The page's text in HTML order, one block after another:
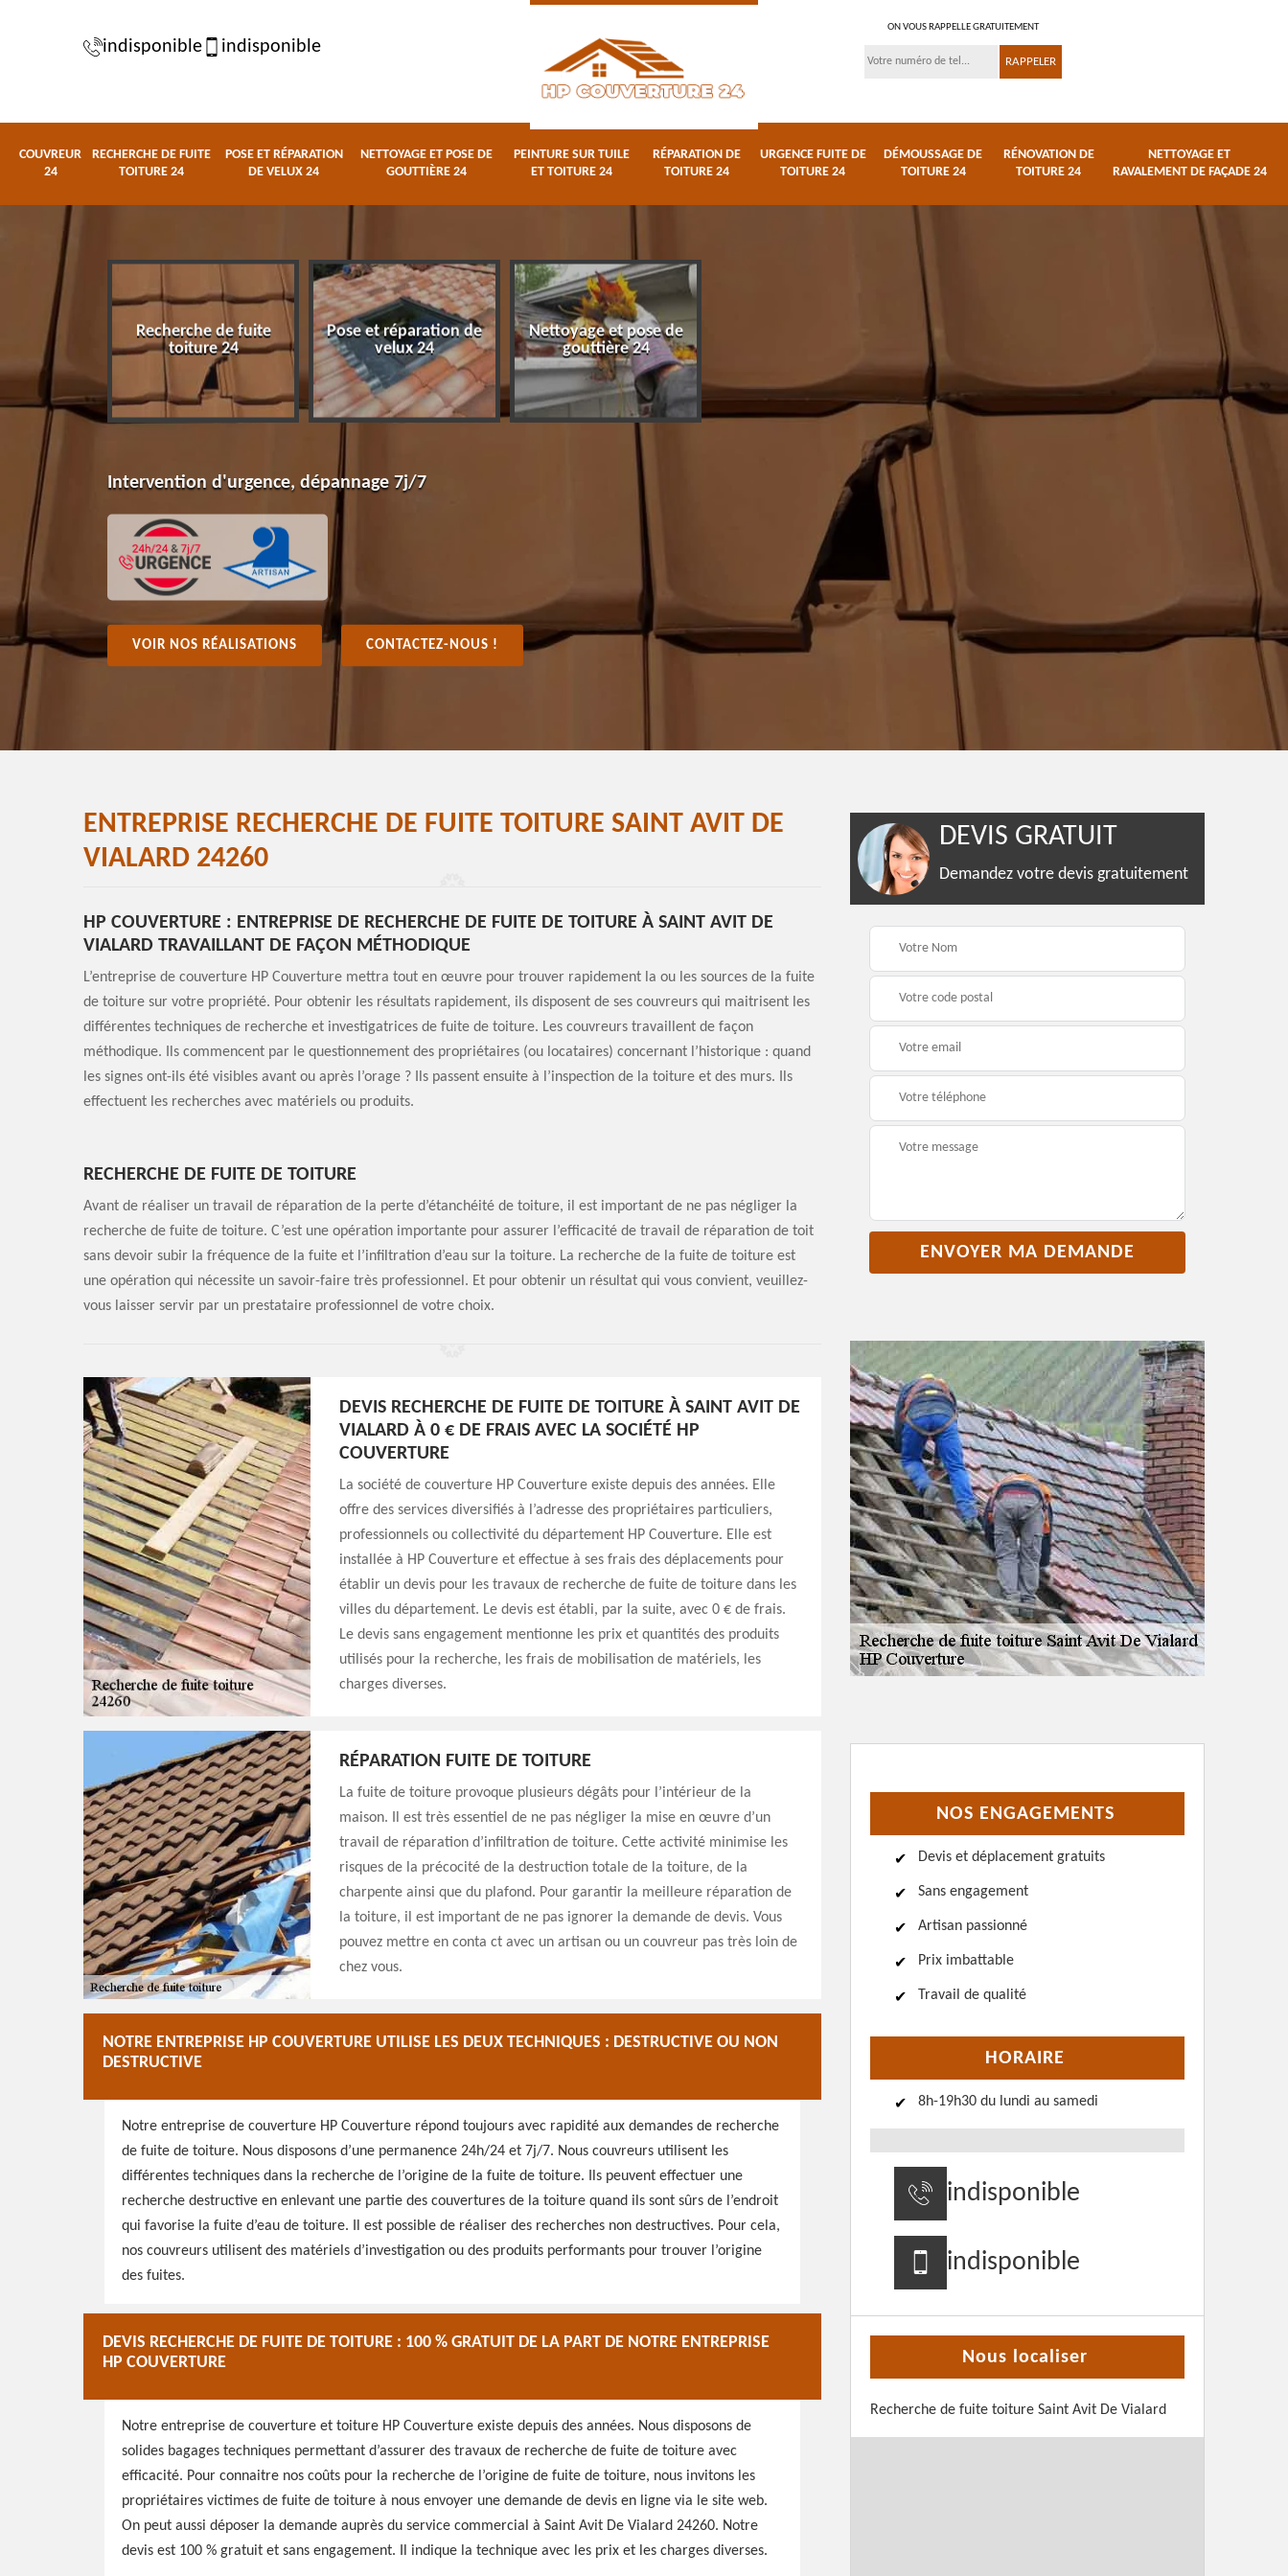
indisponible indisponible
ON VOUS RAPPELLE GRATUITEMENT
COUVREUR
24
RECHERCHE DE FUITE
TOITURE 24
POSE ET RÉPARATION
DE VELUX 24
NETTOYAGE ET POSE DE
GOUTTIÈRE 24
PEINTURE SUR TUILE
ET TOITURE 24
RÉPARATION DE
TOITURE 24
URGENCE FUITE DE
TOITURE 24
DÉMOUSSAGE DE
TOITURE 24
RÉNOVATION DE
TOITURE 24
NETTOYAGE ET
RAVALEMENT DE FAÇADE 24
Recherche de fuite
toiture 24
Pose et réparation de
velux 24
Nettoyage et pose de
gouttière 24
Réparation de toiture
Urgence fuite de
toiture 24
Intervention d'urgence, dépannage 7j/7
VOIR NOS RÉALISATIONS CONTACTEZ-NOUS !
ENTREPRISE RECHERCHE DE FUITE TOITURE SAINT AVIT DE
VIALARD 24260
HP COUVERTURE : ENTREPRISE DE RECHERCHE DE FUITE DE TOITURE À SAINT AVIT DE
VIALARD TRAVAILLANT DE FAÇON MÉTHODIQUE
L’entreprise de couverture HP Couverture mettra tout en œuvre pour trouver rapidement la ou les sources de la fuite
de toiture sur votre propriété. Pour obtenir les résultats rapidement, ils disposent de ses couvreurs qui maitrisent les
différentes techniques de recherche et investigatrices de fuite de toiture. Les couvreurs travaillent de façon
méthodique. Ils commencent par le questionnement des propriétaires (ou locataires) concernant l’historique : quand
les signes ont-ils été visibles avant ou après l’orage ? Ils passent ensuite à l’inspection de la toiture et des murs. Ils
effectuent les recherches avec matériels ou produits.
RECHERCHE DE FUITE DE TOITURE
Avant de réaliser un travail de réparation de la perte d’étanchéité de toiture, il est important de ne pas négliger la
recherche de fuite de toiture. C’est une opération importante pour assurer l’efficacité de travail de réparation de toit
sans devoir subir la fréquence de la fuite et l’infiltration d’eau sur la toiture. La recherche de la fuite de toiture est
une opération qui nécessite un savoir-faire très professionnel. Et pour obtenir un résultat qui vous convient, veuillez-
vous laisser servir par un prestataire professionnel de votre choix.
DEVIS RECHERCHE DE FUITE DE TOITURE À SAINT AVIT DE
VIALARD À 0 € DE FRAIS AVEC LA SOCIÉTÉ HP
COUVERTURE
La société de couverture HP Couverture existe depuis des années. Elle
offre des services diversifiés à l’adresse des propriétaires particuliers,
professionnels ou collectivité du département HP Couverture. Elle est
installée à HP Couverture et effectue à ses frais des déplacements pour
établir un devis pour les travaux de recherche de fuite de toiture dans les
villes du département. Le devis est établi, par la suite, avec 0 € de frais.
Le devis sans engagement mentionne les prix et quantités des produits
utilisés pour la recherche, les frais de mobilisation de matériels, les
charges diverses.
RÉPARATION FUITE DE TOITURE
La fuite de toiture provoque plusieurs dégâts pour l’intérieur de la
maison. Il est très essentiel de ne pas négliger la mise en œuvre d’un
travail de réparation d’infiltration de toiture. Cette activité minimise les
risques de la précocité de la destruction totale de la toiture, de la
charpente ainsi que du plafond. Pour garantir la meilleure réparation de
la toiture, il est important de ne pas ignorer la demande de devis. Vous
pouvez mettre en conta ct avec un artisan ou un couvreur pas très loin de
chez vous.
NOTRE ENTREPRISE HP COUVERTURE UTILISE LES DEUX TECHNIQUES : DESTRUCTIVE OU NON
DESTRUCTIVE
Notre entreprise de couverture HP Couverture répond toujours avec rapidité aux demandes de recherche
de fuite de toiture. Nous disposons d’une permanence 24h/24 et 7j/7. Nous couvreurs utilisent les
différentes techniques dans la recherche de l’origine de la fuite de toiture. Ils peuvent effectuer une
recherche destructive en enlevant une partie des couvertures de la toiture quand ils sont sûrs de l’endroit
qui favorise la fuite d’eau de toiture. Il est possible de réaliser des recherches non destructives. Pour cela,
nos couvreurs utilisent des matériels d’investigation ou des produits performants pour trouver l’origine
des fuites.
DEVIS RECHERCHE DE FUITE DE TOITURE : 100 % GRATUIT DE LA PART DE NOTRE ENTREPRISE
HP COUVERTURE
Notre entreprise de couverture et toiture HP Couverture existe depuis des années. Nous disposons de
solides bagages techniques permettant d’assurer des travaux de recherche de fuite de toiture avec
efficacité. Pour connaitre nos coûts pour la recherche de l’origine de fuite de toiture, nous invitons les
propriétaires victimes de fuite de toiture à nous envoyer une demande de devis en ligne via le site web.
On peut aussi déposer la demande auprès du service commercial à Saint Avit De Vialard 24260. Notre
devis est 100 % gratuit et sans engagement. Il indique la technique avec les prix et les charges diverses.
DEVIS GRATUIT
Demandez votre devis gratuitement
NOS ENGAGEMENTS
Devis et déplacement gratuits
Sans engagement
Artisan passionné
Prix imbattable
Travail de qualité
HORAIRE
8h-19h30 du lundi au samedi
indisponible
indisponible
Nous localiser
Recherche de fuite toiture Saint Avit De Vialard